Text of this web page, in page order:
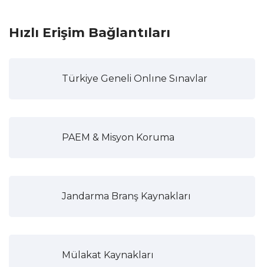
Hızlı Erişim Bağlantıları
Türkiye Geneli Onlıne Sınavlar
PAEM & Misyon Koruma
Jandarma Branş Kaynakları
Mülakat Kaynakları